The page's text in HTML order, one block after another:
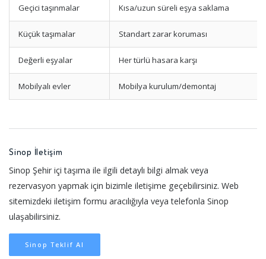
Geçici taşınmalar Kısa/uzun süreli eşya saklama
Küçük taşımalar Standart zarar koruması
Değerli eşyalar Her türlü hasara karşı
Mobilyalı evler Mobilya kurulum/demontaj
Sinop İletişim
Sinop Şehir içi taşıma ile ilgili detaylı bilgi almak veya
rezervasyon yapmak için bizimle iletişime geçebilirsiniz. Web
sitemizdeki iletişim formu aracılığıyla veya telefonla Sinop
ulaşabilirsiniz.
Sinop Teklif Al